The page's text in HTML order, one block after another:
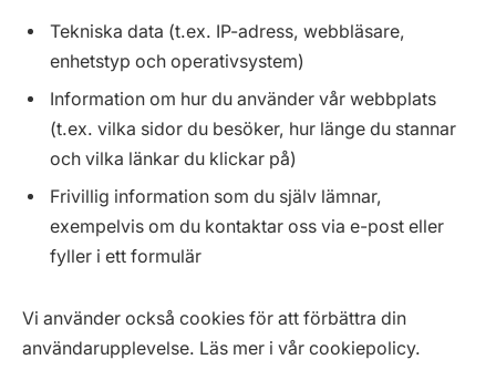
Tekniska data (t.ex. IP-adress, webbläsare,
enhetstyp och operativsystem)
Information om hur du använder vår webbplats
(t.ex. vilka sidor du besöker, hur länge du stannar
och vilka länkar du klickar på)
Frivillig information som du själv lämnar,
exempelvis om du kontaktar oss via e-post eller
fyller i ett formulär
Vi använder också cookies för att förbättra din
användarupplevelse. Läs mer i vår cookiepolicy.